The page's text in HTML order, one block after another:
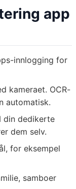
app
innlogging for
kameraet. OCR-
automatisk.
din dedikerte
dem selv.
for eksempel
samboer